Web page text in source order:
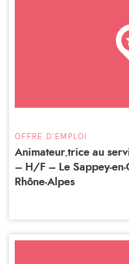
OFFRE D'EMPLOI
Animateur.trice au
– H/F – Le Sappey-
Rhône-Alpes